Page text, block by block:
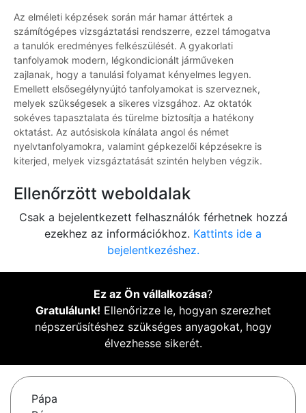
Az elméleti képzések során már hamar áttértek a
számítógépes vizsgáztatási rendszerre, ezzel támogatva
a tanulók eredményes felkészülését. A gyakorlati
tanfolyamok modern, légkondicionált járműveken
zajlanak, hogy a tanulási folyamat kényelmes legyen.
Emellett elsősegélynyújtó tanfolyamokat is szerveznek,
melyek szükségesek a sikeres vizsgához. Az oktatók
sokéves tapasztalata és türelme biztosítja a hatékony
oktatást. Az autósiskola kínálata angol és német
nyelvtanfolyamokra, valamint gépkezelői képzésekre is
kiterjed, melyek vizsgáztatását szintén helyben végzik.
Ellenőrzött weboldalak
Csak a bejelentkezett felhasználók férhetnek hozzá
ezekhez az információkhoz. Kattints ide a
bejelentkezéshez.
Ez az Ön vállalkozása?
Gratulálunk! Ellenőrizze le, hogyan szerezhet
népszerűsítéshez szükséges anyagokat, hogy
élvezhesse sikerét.
Pápa